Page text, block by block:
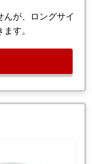
んが、ロングサイ
す。